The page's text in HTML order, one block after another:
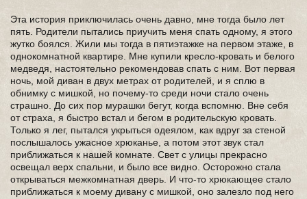
Эта история приключилась очень давно, мне тогда было лет
пять. Родители пытались приучить меня спать одному, я этого
жутко боялся. Жили мы тогда в пятиэтажке на первом этаже, в
однокомнатной квартире. Мне купили кресло-кровать и белого
медведя, настоятельно рекомендовав спать с ним. Вот первая
ночь, мой диван в двух метрах от родителей, и я сплю в
обнимку с мишкой, но почему-то среди ночи стало очень
страшно. До сих пор мурашки бегут, когда вспомню. Вне себя
от страха, я быстро встал и бегом в родительскую кровать.
Только я лег, пытался укрыться одеялом, как вдруг за стеной
послышалось ужасное хрюканье, а потом этот звук стал
приближаться к нашей комнате. Свет с улицы прекрасно
освещал верх спальни, и было все видно. Осторожно стала
открываться межкомнатная дверь. И что-то хрюкающее стало
приближаться к моему дивану с мишкой, оно залезло под него